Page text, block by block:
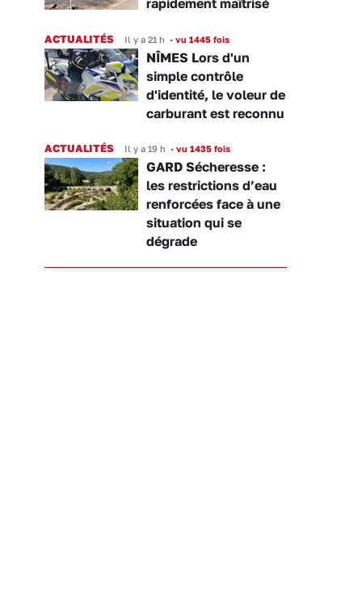
rapidement maîtrisé
ACTUALITÉS Il y a 21 h • vu 1445 fois
NÎMES Lors d'un
simple contrôle
d'identité, le voleur de
carburant est reconnu
ACTUALITÉS Il y a 19 h • vu 1435 fois
GARD Sécheresse :
les restrictions d’eau
renforcées face à une
situation qui se
dégrade